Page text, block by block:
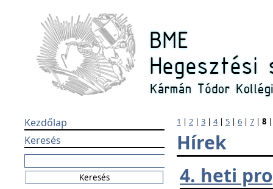
Kezdőlap
Keresés
1 | 2 | 3 | 4| 5 | 6 | 7 | 8
Hírek
4. heti